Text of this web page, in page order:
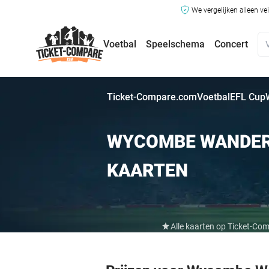
We vergelijken alleen
Voetbal Speelschema Concert
Ticket-Compare.comVoetbalEFL Cup
WYCOMBE
KAARTEN
Alle kaarten op Ticket-